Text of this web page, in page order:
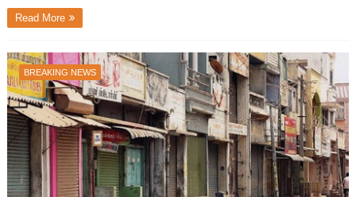
Read More
BREAKING NEWS